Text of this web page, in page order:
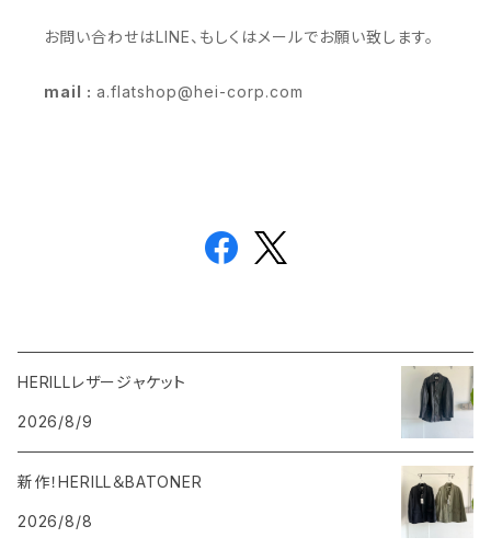
お問い合わせはLINE、もしくはメールでお願い致します。
mail : a.flatshop@hei-corp.com
HERILLレザージャケット
2026/8/9
新作！HERILL＆BATONER
2026/8/8